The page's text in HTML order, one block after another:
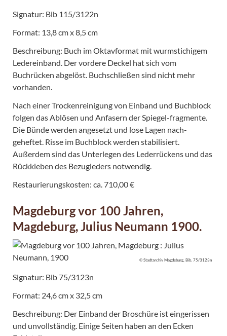
Signatur: Bib 115/3122n
Format: 13,8 cm x 8,5 cm
Beschreibung: Buch im Oktavformat mit wurmstichigem
Ledereinband. Der vordere Deckel hat sich vom
Buchrücken abgelöst. Buchschließen sind nicht mehr
vorhanden.
Nach einer Trockenreinigung von Einband und Buchblock
folgen das Ablösen und Anfasern der Spiegel-fragmente.
Die Bünde werden angesetzt und lose Lagen nach-
geheftet. Risse im Buchblock werden stabilisiert.
Außerdem sind das Unterlegen des Lederrückens und das
Rückkleben des Bezugleders notwendig.
Restaurierungskosten: ca. 710,00 €
Magdeburg vor 100 Jahren,
Magdeburg, Julius Neumann 1900.
© Stadtarchiv Magdeburg, Bib. 75/3123n
Signatur: Bib 75/3123n
Format: 24,6 cm x 32,5 cm
Beschreibung: Der Einband der Broschüre ist eingerissen
und unvollständig. Einige Seiten haben an den Ecken